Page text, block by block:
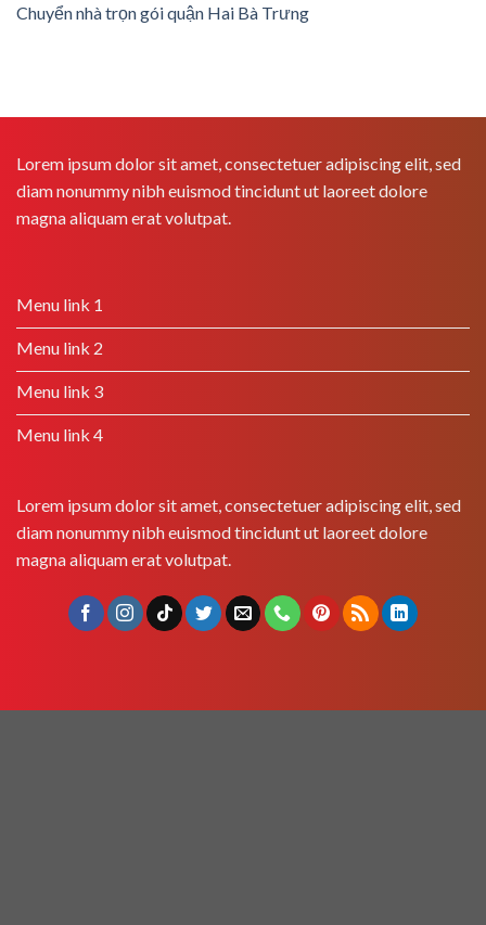
Chuyển nhà trọn gói quận Hai Bà Trưng
Lorem ipsum dolor sit amet, consectetuer adipiscing elit, sed
diam nonummy nibh euismod tincidunt ut laoreet dolore
magna aliquam erat volutpat.
Menu link 1
Menu link 2
Menu link 3
Menu link 4
Lorem ipsum dolor sit amet, consectetuer adipiscing elit, sed
diam nonummy nibh euismod tincidunt ut laoreet dolore
magna aliquam erat volutpat.